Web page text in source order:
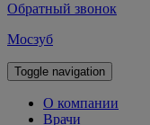
Обратный звонок
Мосзуб
Toggle navigation
О компании
Врачи